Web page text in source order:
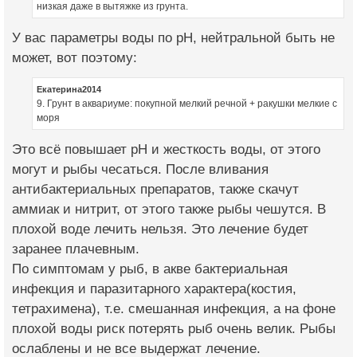
низкая даже в вытяжке из грунта.
У вас параметры воды по pH, нейтральной быть не
может, вот поэтому:
Екатерина2014
9. Грунт в аквариуме: покупной мелкий речной + ракушки мелкие с
моря
Это всё повышает pH и жесткость воды, от этого
могут и рыбы чесаться. После вливания
антибактериальных препаратов, также скачут
аммиак и нитрит, от этого также рыбы чешутся. В
плохой воде лечить нельзя. Это лечение будет
заранее плачевным.
По симптомам у рыб, в акве бактериальная
инфекция и паразитарного характера(костия,
тетрахимена), т.е. смешанная инфекция, а на фоне
плохой воды риск потерять рыб очень велик. Рыбы
ослаблены и не все выдержат лечение.